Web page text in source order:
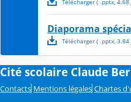
Diaporama
Télécharger( .pptx, 3.84
Cité scolaire Claude
Contacts Mentions légales Chartes